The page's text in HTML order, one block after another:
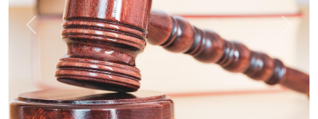
Previous